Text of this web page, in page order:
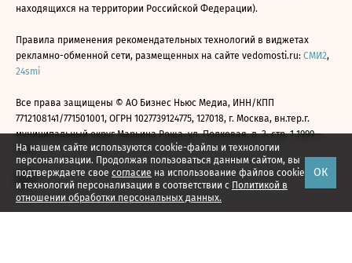
На нашем сайте используются cookie-файлы и технологии
персонализации. Продолжая пользоваться данным сайтом, вы
подтверждаете свое согласие на использование файлов cookie
и технологий персонализации в соответствии с Политикой в
отношении обработки персональных данных.
ОК
находящихся на территории Российской Федерации).
Правила применения рекомендательных технологий в виджетах
рекламно-обменной сети, размещенных на сайте vedomosti.ru: СМИ2,
24smi
Все права защищены © АО Бизнес Ньюс Медиа, ИНН/КПП
7712108141/771501001, ОГРН 1027739124775, 127018, г. Москва, вн.тер.г.
муниципальный округ Марьина Роща, ул. Полковая, д. 3, стр. 1 1999—
2026